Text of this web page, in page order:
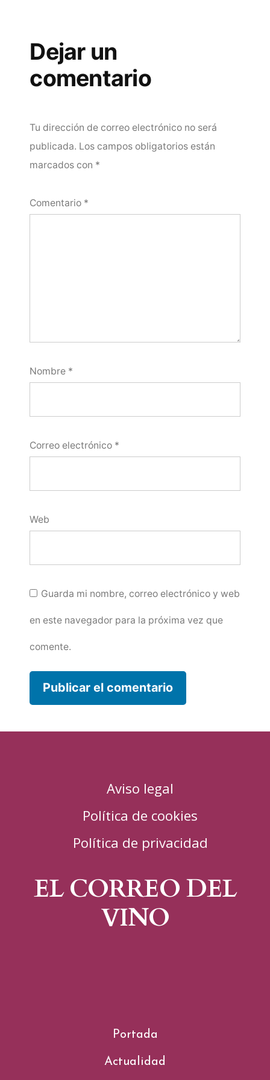
Dejar un
comentario
Tu dirección de correo electrónico no será
publicada. Los campos obligatorios están
marcados con *
Comentario *
Nombre *
Correo electrónico *
Web
Guarda mi nombre, correo electrónico y web
en este navegador para la próxima vez que
comente.
Aviso legal
Política de cookies
Política de privacidad
EL CORREO DEL
VINO
Portada
Actualidad